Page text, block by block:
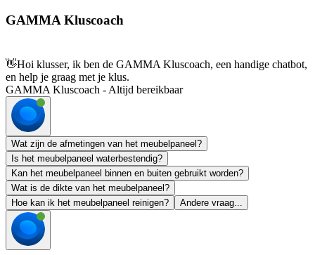
GAMMA Kluscoach
👋Hoi klusser, ik ben de GAMMA Kluscoach, een handige chatbot,
en help je graag met je klus.
GAMMA Kluscoach - Altijd bereikbaar
Wat zijn de afmetingen van het meubelpaneel?
Is het meubelpaneel waterbestendig?
Kan het meubelpaneel binnen en buiten gebruikt worden?
Wat is de dikte van het meubelpaneel?
Hoe kan ik het meubelpaneel reinigen?
Andere vraag...